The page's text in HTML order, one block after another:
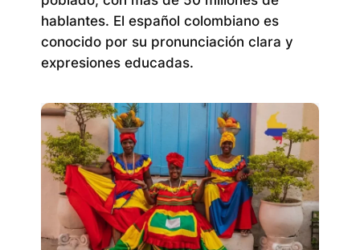
hablantes. El español colombiano es
conocido por su pronunciación clara y
expresiones educadas.